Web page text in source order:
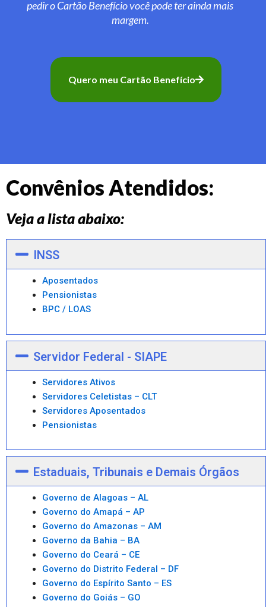
pedir o Cartão Benefício você pode ter ainda mais
margem.
Quero meu Cartão Benefício
Convênios Atendidos:
Veja a lista abaixo:
INSS
Aposentados
Pensionistas
BPC / LOAS
Servidor Federal - SIAPE
Servidores Ativos
Servidores Celetistas – CLT
Servidores Aposentados
Pensionistas
Estaduais, Tribunais e Demais Órgãos
Governo de Alagoas – AL
Governo do Amapá – AP
Governo do Amazonas – AM
Governo da Bahia – BA
Governo do Ceará – CE
Governo do Distrito Federal – DF
Governo do Espírito Santo – ES
Governo do Goiás – GO